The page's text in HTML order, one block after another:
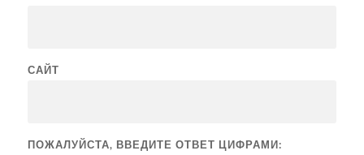
САЙТ
ПОЖАЛУЙСТА, ВВЕДИТЕ ОТВЕТ ЦИФРАМИ: